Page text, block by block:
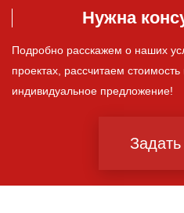
Нужна
Подробно расскажем о наших
проектах, рассчитаем
индивидуальное предложение!